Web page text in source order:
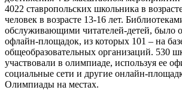
4022 ставропольских школьника в
человек в возрасте 13-16 лет.
обслуживающими читателей-детей, было
офлайн-площадок, из которых 101 – на
общеобразовательных организаций. 530
участвовали в олимпиаде, используя ее
социальные сети и другие онлайн-
Олимпиады на местах.